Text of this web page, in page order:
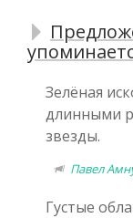
Зелёная
длинными
звезды.
Павел
Густые